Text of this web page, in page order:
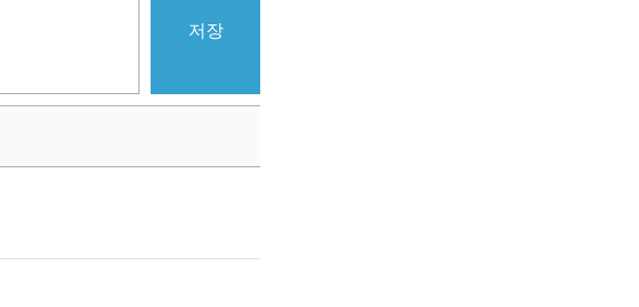
저장